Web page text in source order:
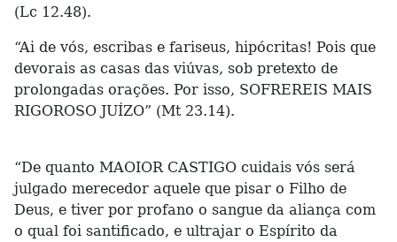
(Lc 12.48).
“Ai de vós, escribas e fariseus, hipócritas! Pois que
devorais as casas das viúvas, sob pretexto de
prolongadas orações. Por isso, SOFREREIS MAIS
RIGOROSO JUÍZO” (Mt 23.14).
“De quanto MAOIOR CASTIGO cuidais vós será
julgado merecedor aquele que pisar o Filho de
Deus, e tiver por profano o sangue da aliança com
o qual foi santificado, e ultrajar o Espírito da